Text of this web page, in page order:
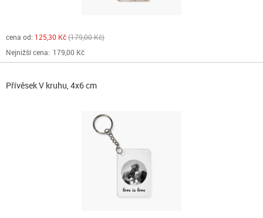
cena od: 125,30 Kč 179,00 Kč
Nejnižší cena: 179,00 Kč
Přívěsek V kruhu, 4x6 cm